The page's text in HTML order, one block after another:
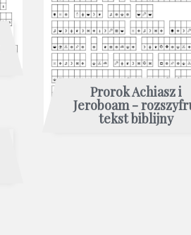
Prorok Achiasz i
Jeroboam -
tekst biblijny